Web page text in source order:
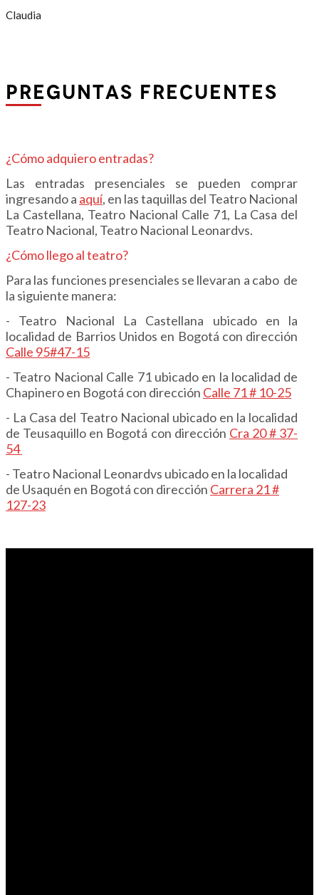
Claudia
PREGUNTAS FRECUENTES
¿Cómo adquiero entradas?
Las entradas presenciales se pueden comprar
ingresando a aquí, en las taquillas del Teatro Nacional
La Castellana, Teatro Nacional Calle 71, La Casa del
Teatro Nacional, Teatro Nacional Leonardvs.
¿Cómo llego al teatro?
Para las funciones presenciales se llevaran a cabo de
la siguiente manera:
- Teatro Nacional La Castellana ubicado en la
localidad de Barrios Unidos en Bogotá con dirección
Calle 95#47-15
- Teatro Nacional Calle 71 ubicado en la localidad de
Chapinero en Bogotá con dirección Calle 71 # 10-25
- La Casa del Teatro Nacional ubicado en la localidad
de Teusaquillo en Bogotá con dirección Cra 20 # 37-
54
- Teatro Nacional Leonardvs ubicado en la localidad
de Usaquén en Bogotá con dirección Carrera 21 #
127-23